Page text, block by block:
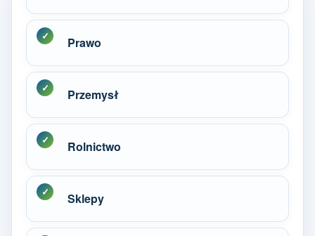
Prawo
Przemysł
Rolnictwo
Sklepy